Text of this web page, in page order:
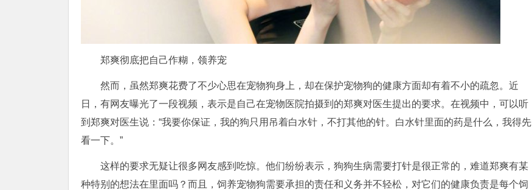
郑爽彻底把自己作糊，领养宠
然而，虽然郑爽花费了不少心思在宠物狗身上，却在保护宠物狗的健康方面却有着不小的疏忽。近
日，有网友曝光了一段视频，表示是自己在宠物医院拍摄到的郑爽对医生提出的要求。在视频中，可以听
到郑爽对医生说：“我要你保证，我的狗只用吊着白水针，不打其他的针。白水针里面的药是什么，我得先
看一下。”
这样的要求无疑让很多网友感到吃惊。他们纷纷表示，狗狗生病需要打针是很正常的，难道郑爽有某
种特别的想法在里面吗？而且，饲养宠物狗需要承担的责任和义务并不轻松，对它们的健康负责是每个饲